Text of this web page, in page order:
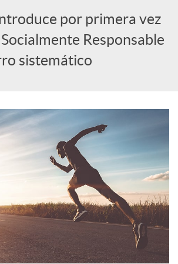
por primera vez
Responsable
sistemático